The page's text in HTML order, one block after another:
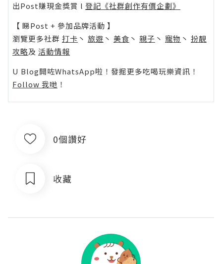
出Post賺現金獎賞 l 登記《社群創作有價企劃》
【 睇Post + 參加品牌活動 】
瀏覽更多社群 打卡 丶 旅遊 丶 美食 丶 親子 丶 寵物 丶 扮靚
攻略及 活動情報
U Blog開咗WhatsApp啦！發掘更多吃喝玩樂資訊！
Follow 我哋 ！
0個讚好
收藏